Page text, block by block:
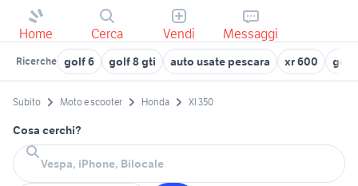
Home Cerca Vendi Messaggi
Ricerche golf 6 golf 8 gti auto usate pescara xr 600 golf
Subito Moto e scooter Honda Xl 350
Cosa cerchi?